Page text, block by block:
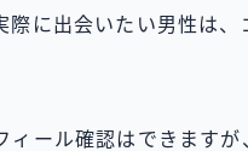
際に出会いたい男性は
ィール確認はできます